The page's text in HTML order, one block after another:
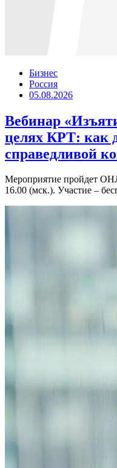
Бизнес
Россия
05.08.2026
Вебинар
целях КРТ: как
справедливой
Мероприятие пройдет
16.00 (мск.). Участие –